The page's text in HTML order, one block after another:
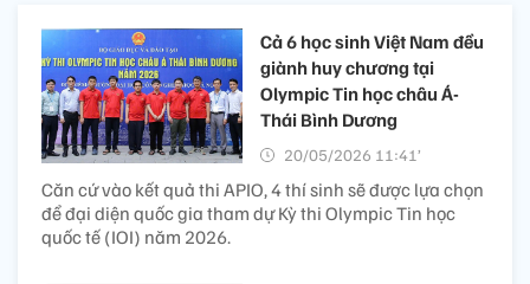
Cả 6 học sinh Việt Nam đều
giành huy chương tại
Olympic Tin học châu Á-
Thái Bình Dương
20/05/2026 11:41’
Căn cứ vào kết quả thi APIO, 4 thí sinh sẽ được lựa chọn
để đại diện quốc gia tham dự Kỳ thi Olympic Tin học
quốc tế (IOI) năm 2026.